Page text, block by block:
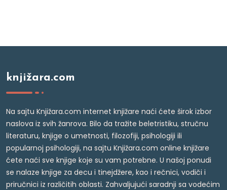
knjižara.com
Na sajtu Knjižara.com internet knjižare naći ćete širok izbor
naslova iz svih žanrova. Bilo da tražite beletristiku, stručnu
literaturu, knjige o umetnosti, filozofiji, psihologiji ili
popularnoj psihologiji, na sajtu Knjižara.com online knjižare
ćete naći sve knjige koje su vam potrebne. U našoj ponudi
se nalaze knjige za decu i tinejdžere, kao i rečnici, vodiči i
priručnici iz različitih oblasti. Zahvaljujući saradnji sa vodećim